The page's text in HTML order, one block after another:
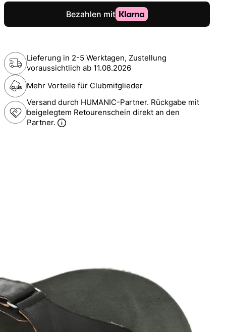
Lieferung in 2-5 Werktagen, Zustellung
voraussichtlich ab 11.08.2026
Mehr Vorteile für Clubmitglieder
Versand durch HUMANIC-Partner. Rückgabe mit
beigelegtem Retourenschein direkt an den
Partner.